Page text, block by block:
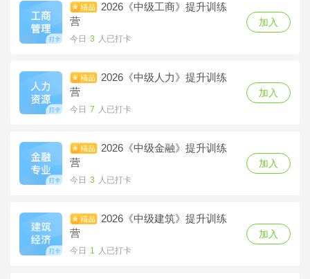
训营
加入
训营
加入
2026《中级工商》提升训练
营
今日 3 人已打卡
加入
2026《中级人力》提升训练
营
今日 7 人已打卡
加入
2026《中级金融》提升训练
营
今日 3 人已打卡
加入
2026《中级建筑》提升训练
营
今日 1 人已打卡
加入